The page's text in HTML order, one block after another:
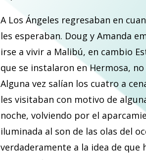
A Los Ángeles regresaban en
les esperaban. Doug y Amanda
irse a vivir a Malibú, en cambio
que se instalaron en Hermosa,
Alguna vez salían los cuatro a
les visitaban con motivo de
noche, volviendo por el
iluminada al son de las olas del
verdaderamente a la idea de que